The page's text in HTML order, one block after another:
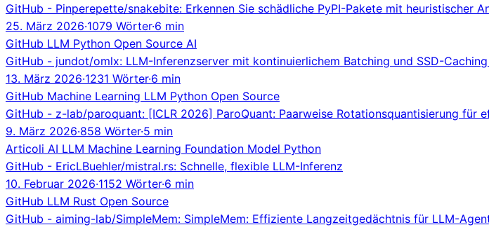
GitHub - Pinperepette/snakebite: Erkennen Sie schädliche PyPI-Pakete mit heuristischer
25. März 2026·1079 Wörter·6 min
GitHub LLM Python Open Source AI
GitHub - jundot/omlx: LLM-Inferenzserver mit kontinuierlichem Batching und SSD-
13. März 2026·1231 Wörter·6 min
GitHub Machine Learning LLM Python Open Source
GitHub - z-lab/paroquant: [ICLR 2026] ParoQuant: Paarweise Rotationsquantisierung für
9. März 2026·858 Wörter·5 min
Articoli AI LLM Machine Learning Foundation Model Python
GitHub - EricLBuehler/mistral.rs: Schnelle, flexible LLM-Inferenz
10. Februar 2026·1152 Wörter·6 min
GitHub LLM Rust Open Source
GitHub - aiming-lab/SimpleMem: SimpleMem: Effiziente Langzeitgedächtnis für LLM-